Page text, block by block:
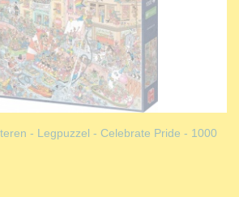
- Legpuzzel - Celebrate Pride - 1000